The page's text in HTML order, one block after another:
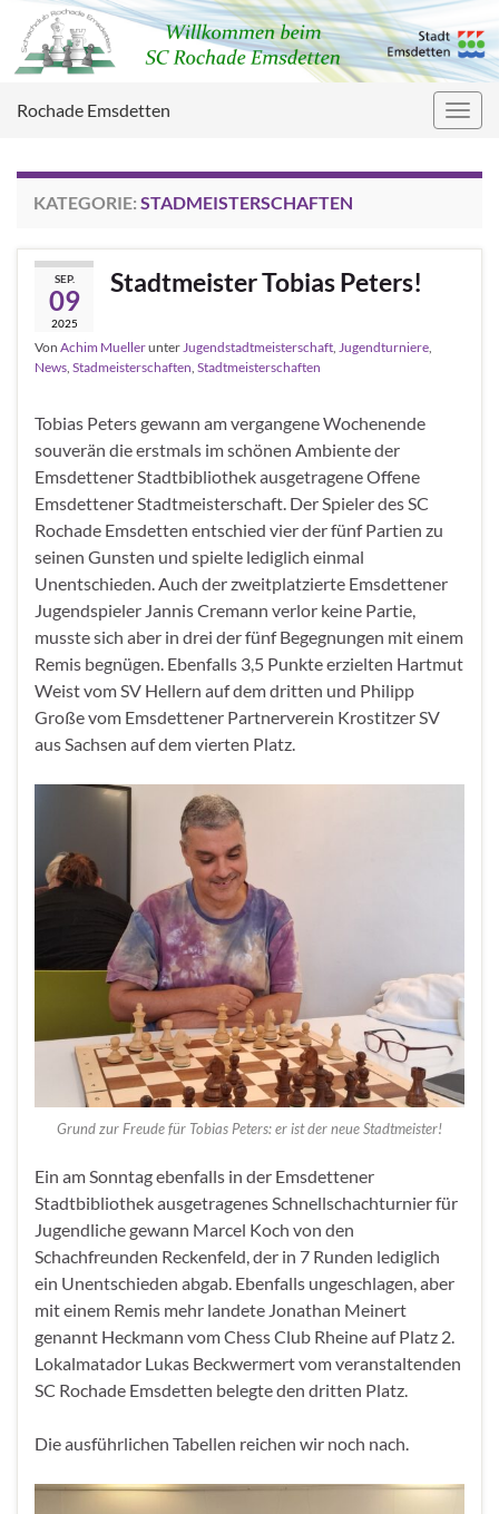
Rochade Emsdetten
KATEGORIE: STADMEISTERSCHAFTEN
SEP.
09
2025
Stadtmeister Tobias Peters!
Von Achim Muellerunter Jugendstadtmeisterschaft Jugendturniere
News Stadmeisterschaften Stadtmeisterschaften
Tobias Peters gewann am vergangene Wochenende
souverän die erstmals im schönen Ambiente der
Emsdettener Stadtbibliothek ausgetragene Offene
Emsdettener Stadtmeisterschaft. Der Spieler des SC
Rochade Emsdetten entschied vier der fünf Partien zu
seinen Gunsten und spielte lediglich einmal
Unentschieden. Auch der zweitplatzierte Emsdettener
Jugendspieler Jannis Cremann verlor keine Partie,
musste sich aber in drei der fünf Begegnungen mit einem
Remis begnügen. Ebenfalls 3,5 Punkte erzielten Hartmut
Weist vom SV Hellern auf dem dritten und Philipp
Große vom Emsdettener Partnerverein Krostitzer SV
aus Sachsen auf dem vierten Platz.
Grund zur Freude für Tobias Peters: er ist der neue Stadtmeister!
Ein am Sonntag ebenfalls in der Emsdettener
Stadtbibliothek ausgetragenes Schnellschachturnier für
Jugendliche gewann Marcel Koch von den
Schachfreunden Reckenfeld, der in 7 Runden lediglich
ein Unentschieden abgab. Ebenfalls ungeschlagen, aber
mit einem Remis mehr landete Jonathan Meinert
genannt Heckmann vom Chess Club Rheine auf Platz 2.
Lokalmatador Lukas Beckwermert vom veranstaltenden
SC Rochade Emsdetten belegte den dritten Platz.
Die ausführlichen Tabellen reichen wir noch nach.